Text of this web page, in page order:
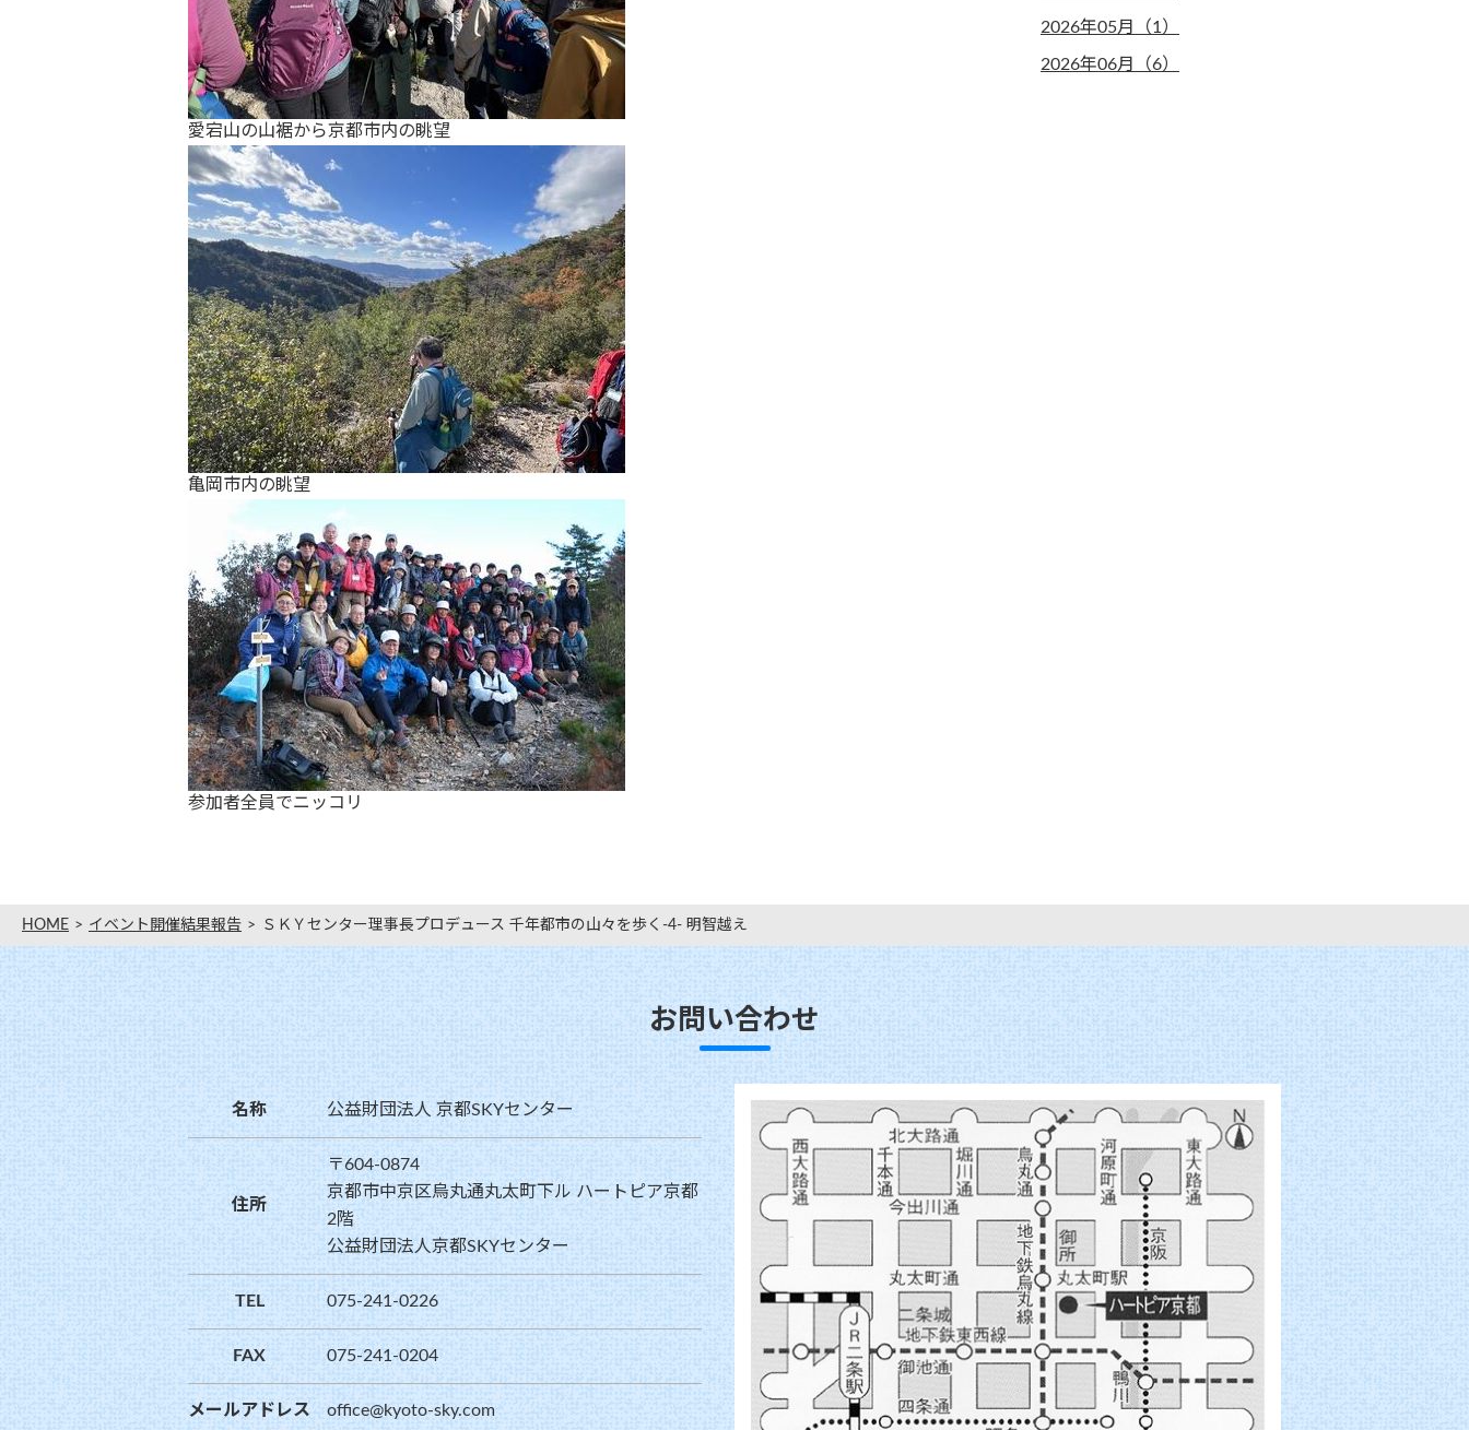
愛宕山の山裾から京都市内の眺望
亀岡市内の眺望
参加者全員でニッコリ
2026年05月（1）
2026年06月（6）
HOME イベント開催結果報告 ＳＫＹセンター理事長プロデュース 千年都市の山々を歩く-4- 明智越え
お問い合わせ
名称 公益財団法人 京都SKYセンター
住所
〒604-0874
京都市中京区烏丸通丸太町下ル ハートピア京都
2階
公益財団法人京都SKYセンター
TEL 075-241-0226
FAX 075-241-0204
メールアドレス office@kyoto-sky.com